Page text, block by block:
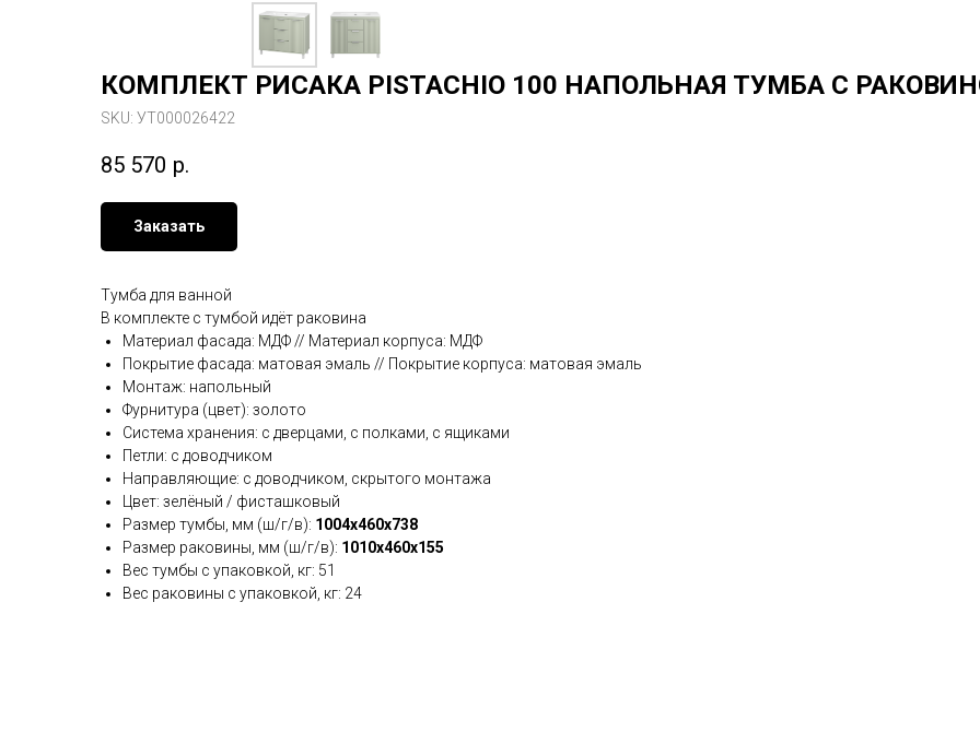
КОМПЛЕКТ РИСАКА PISTACHIO 100 НАПОЛЬНАЯ ТУМБА С
SKU: УТ000026422
85 570 р.
Заказать
Тумба для ванной
В комплекте с тумбой идёт раковина
Материал фасада: МДФ // Материал корпуса: МДФ
Покрытие фасада: матовая эмаль // Покрытие корпуса: матовая эмаль
Монтаж: напольный
Фурнитура (цвет): золото
Система хранения: с дверцами, с полками, с ящиками
Петли: с доводчиком
Направляющие: с доводчиком, скрытого монтажа
Цвет: зелёный / фисташковый
Размер тумбы, мм (ш/г/в): 1004x460x738
Размер раковины, мм (ш/г/в): 1010x460x155
Вес тумбы с упаковкой, кг: 51
Вес раковины с упаковкой, кг: 24